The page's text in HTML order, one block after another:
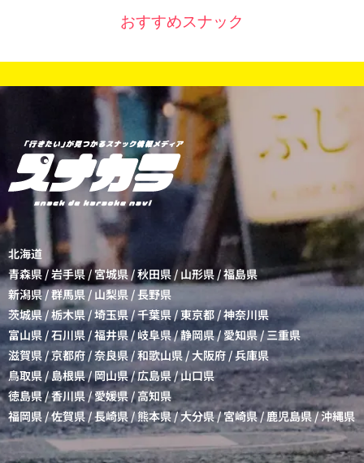
おすすめスナック
北海道
青森県/岩手県/宮城県/秋田県 / 山形県/福島県
新潟県/群馬県 / 山梨県 /長野県
茨城県 /栃木県/埼玉県/千葉県/東京都 /神奈川県
富山県 /石川県 /福井県/岐阜県/静岡県/愛知県/三重県
滋賀県/京都府/奈良県 /和歌山県/大阪府 /兵庫県
鳥取県 / 島根県/岡山県/広島県/山口県
徳島県/香川県/愛媛県 /高知県
福岡県 /佐賀県 /長崎県/熊本県/大分県/宮崎県/鹿児島県/沖縄県